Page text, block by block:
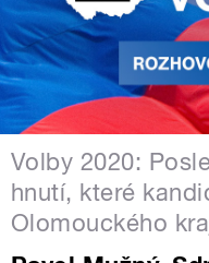
Volby 2020:
hnutí, které
Olomouckého